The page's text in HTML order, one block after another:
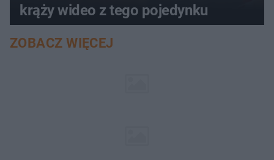
krąży wideo z tego pojedynku
ZOBACZ WIĘCEJ